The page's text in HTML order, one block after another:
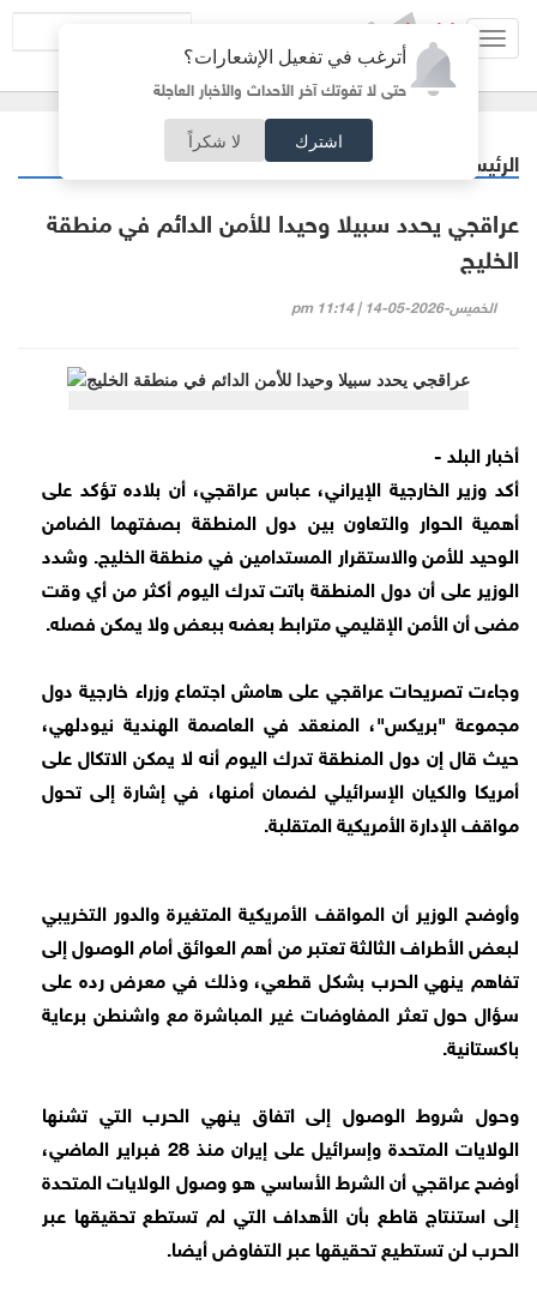
أترغب في تفعيل الإشعارات؟
حتى لا تفوتك آخر الأحداث والأخبار العاجلة
اشترك لا شكراً
الرئيسية عربي دولي
عراقجي يحدد سبيلا وحيدا للأمن الدائم في منطقة
الخليج
الخميس-2026-05-14 | 11:14 pm
أخبار البلد -
أكد وزير الخارجية الإيراني، عباس عراقجي، أن بلاده تؤكد على
أهمية الحوار والتعاون بين دول المنطقة بصفتهما الضامن
الوحيد للأمن والاستقرار المستدامين في منطقة الخليج. وشدد
الوزير على أن دول المنطقة باتت تدرك اليوم أكثر من أي وقت
مضى أن الأمن الإقليمي مترابط بعضه ببعض ولا يمكن فصله.
وجاءت تصريحات عراقجي على هامش اجتماع وزراء خارجية دول
مجموعة "بريكس"، المنعقد في العاصمة الهندية نيودلهي،
حيث قال إن دول المنطقة تدرك اليوم أنه لا يمكن الاتكال على
أمريكا والكيان الإسرائيلي لضمان أمنها، في إشارة إلى تحول
مواقف الإدارة الأمريكية المتقلبة.
وأوضح الوزير أن المواقف الأمريكية المتغيرة والدور التخريبي
لبعض الأطراف الثالثة تعتبر من أهم العوائق أمام الوصول إلى
تفاهم ينهي الحرب بشكل قطعي، وذلك في معرض رده على
سؤال حول تعثر المفاوضات غير المباشرة مع واشنطن برعاية
باكستانية.
وحول شروط الوصول إلى اتفاق ينهي الحرب التي تشنها
الولايات المتحدة وإسرائيل على إيران منذ 28 فبراير الماضي،
أوضح عراقجي أن الشرط الأساسي هو وصول الولايات المتحدة
إلى استنتاج قاطع بأن الأهداف التي لم تستطع تحقيقها عبر
الحرب لن تستطيع تحقيقها عبر التفاوض أيضا.